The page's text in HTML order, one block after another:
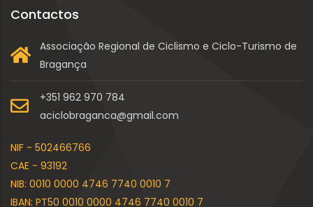
Contactos
Associação Regional de Ciclismo e Ciclo-Turismo de
Bragança
+351 962 970 784
aciclobraganca@gmail.com
NIF - 502466766
CAE - 93192
NIB: 0010 0000 4746 7740 0010 7
IBAN: PT50 0010 0000 4746 7740 0010 7